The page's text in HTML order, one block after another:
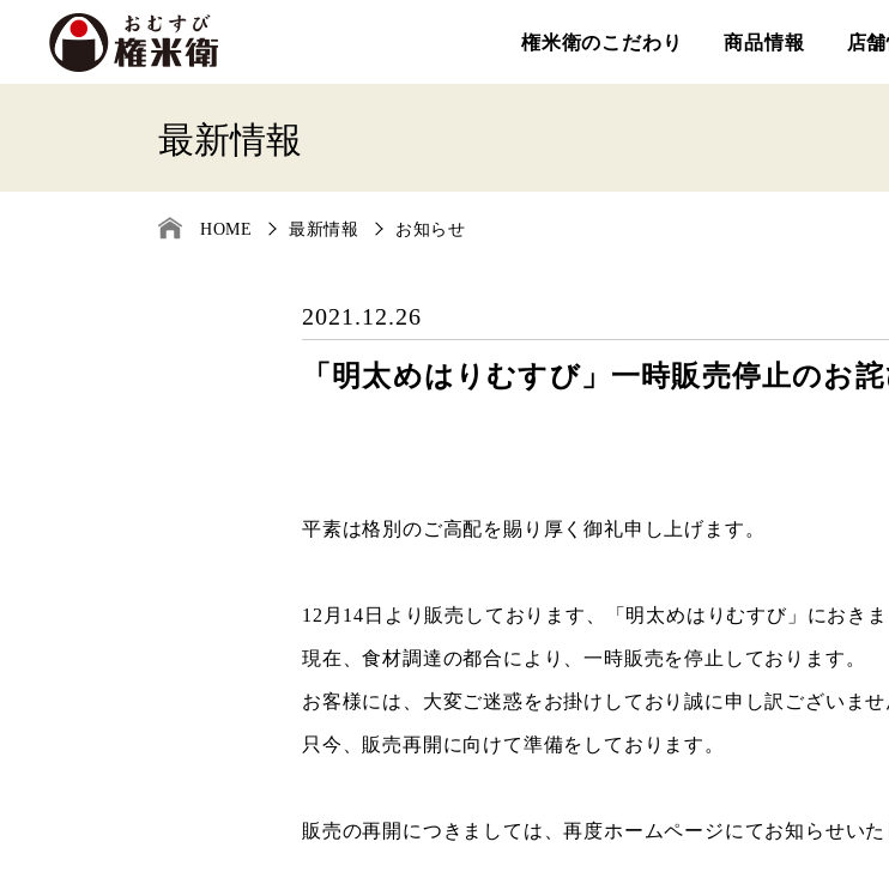
権米衛のこだわり 商品情報 店
最新情報
HOME 最新情報 お知らせ
2021.12.26
「明太めはりむすび」一時販売停止のお
平素は格別のご高配を賜り厚く御礼申し上げます。
12月14日より販売しております、「明太めはりむすび」におきま
現在、食材調達の都合により、一時販売を停止しております。
お客様には、大変ご迷惑をお掛けしており誠に申し訳ございませ
只今、販売再開に向けて準備をしております。
販売の再開につきましては、再度ホームページにてお知らせいた